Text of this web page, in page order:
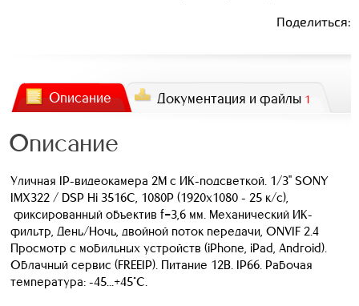
Поделиться:
Описание Документация и файлы 1
Описание
Уличная IP-видеокамера 2M с ИК-подсветкой. 1/3" SONY
IMX322 / DSP Hi 3516C, 1080P (1920x1080 - 25 к/с),
фиксированный объектив f=3,6 мм. Механический ИК-
фильтр, День/Ночь, двойной поток передачи, ONVIF 2.4
Просмотр с мобильных устройств (iPhone, iPad, Android).
Облачный сервис (FREEIP). Питание 12В. IP66. Рабочая
температура: -45...+45°С.